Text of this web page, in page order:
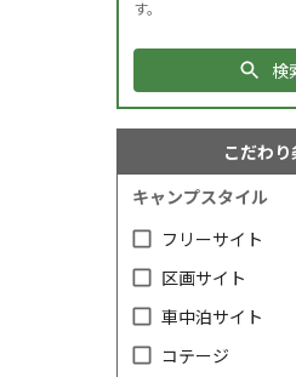
す。
検
こだわ
キャンプスタイル
フリーサイト
区画サイト
車中泊サイト
コテージ